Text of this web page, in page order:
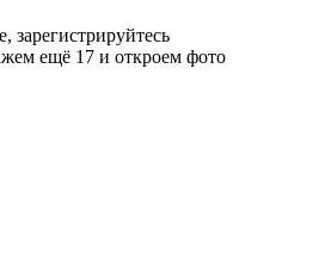
зарегистрируйтесь
ещё 17 и откроем фото